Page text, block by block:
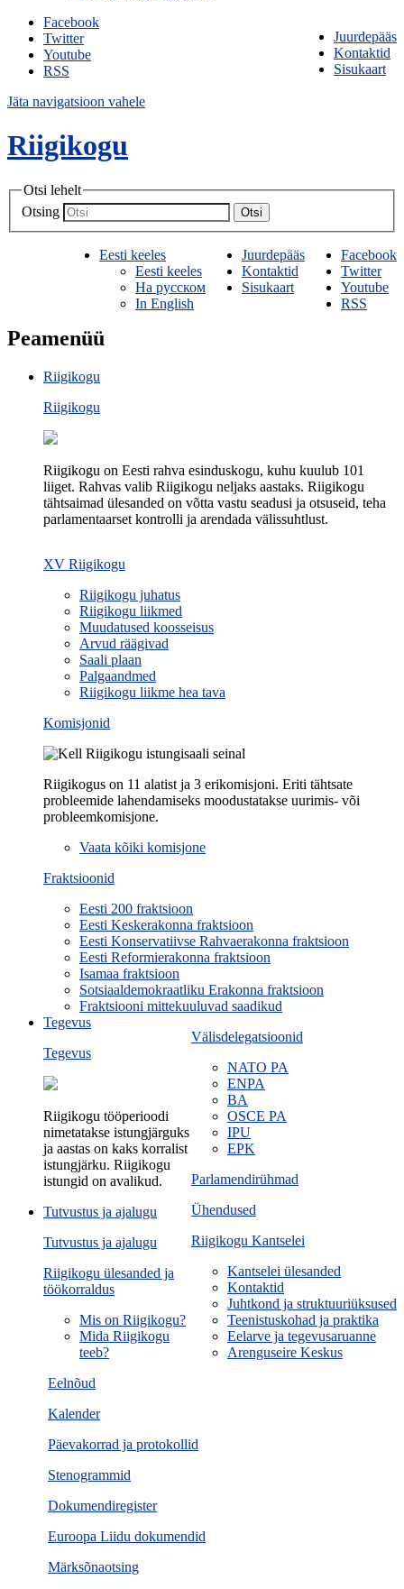
Juurdepääs
Kontaktid
Sisukaart
Facebook
Twitter
Youtube
RSS
Jäta navigatsioon vahele
Riigikogu
Otsi lehelt
Otsing
Otsi
Facebook
Twitter
Youtube
RSS
Juurdepääs
Kontaktid
Sisukaart
Eesti keeles
Eesti keeles
На русском
In English
Peamenüü
Riigikogu
Riigikogu
Riigikogu on Eesti rahva esinduskogu, kuhu kuulub 101
liiget. Rahvas valib Riigikogu neljaks aastaks. Riigikogu
tähtsaimad ülesanded on võtta vastu seadusi ja otsuseid, teha
parlamentaarset kontrolli ja arendada välissuhtlust.
XV Riigikogu
Riigikogu juhatus
Riigikogu liikmed
Muudatused koosseisus
Arvud räägivad
Saali plaan
Palgaandmed
Riigikogu liikme hea tava
Komisjonid
Riigikogus on 11 alatist ja 3 erikomisjoni. Eriti tähtsate
probleemide lahendamiseks moodustatakse uurimis- või
probleemkomisjone.
Vaata kõiki komisjone
Fraktsioonid
Eesti 200 fraktsioon
Eesti Keskerakonna fraktsioon
Eesti Konservatiivse Rahvaerakonna fraktsioon
Eesti Reformierakonna fraktsioon
Isamaa fraktsioon
Sotsiaaldemokraatliku Erakonna fraktsioon
Fraktsiooni mittekuuluvad saadikud
Välisdelegatsioonid
NATO PA
ENPA
BA
OSCE PA
IPU
EPK
Parlamendirühmad
Ühendused
Riigikogu Kantselei
Kantselei ülesanded
Kontaktid
Juhtkond ja struktuuriüksused
Teenistuskohad ja praktika
Eelarve ja tegevusaruanne
Arenguseire Keskus
Tegevus
Tegevus
Riigikogu tööperioodi
nimetatakse istungjärguks
ja aastas on kaks korralist
istungjärku. Riigikogu
istungid on avalikud.
Eelnõud
Kalender
Päevakorrad ja protokollid
Stenogrammid
Dokumendiregister
Euroopa Liidu dokumendid
Märksõnaotsing
Tutvustus ja ajalugu
Tutvustus ja ajalugu
Riigikogu ülesanded ja
töökorraldus
Mis on Riigikogu?
Mida Riigikogu
teeb?